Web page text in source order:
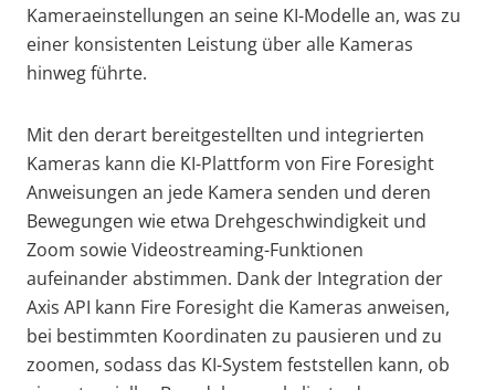
Kameraeinstellungen an seine KI-Modelle an, was zu
einer konsistenten Leistung über alle Kameras
hinweg führte.
Mit den derart bereitgestellten und integrierten
Kameras kann die KI-Plattform von Fire Foresight
Anweisungen an jede Kamera senden und deren
Bewegungen wie etwa Drehgeschwindigkeit und
Zoom sowie Videostreaming-Funktionen
aufeinander abstimmen. Dank der Integration der
Axis API kann Fire Foresight die Kameras anweisen,
bei bestimmten Koordinaten zu pausieren und zu
zoomen, sodass das KI-System feststellen kann, ob